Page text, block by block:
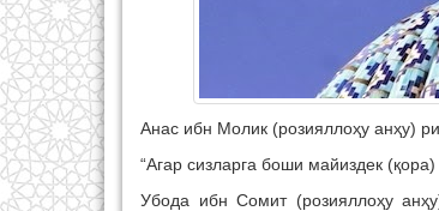
Анас ибн Молик (розияллоҳу анҳу)
“Агар сизларга боши майиздек
Убода ибн Сомит (розияллоҳу